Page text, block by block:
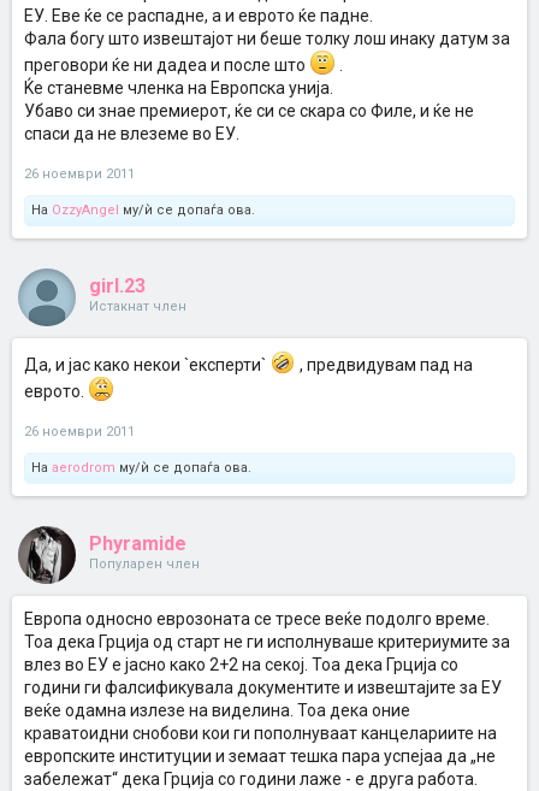
сигурна.
ЕУ. Еве ќе се распадне, а и еврото ќе падне.
Фала богу што извештајот ни беше толку лош инаку датум за
преговори ќе ни дадеа и после што
Ќе станевме членка на Европска унија.
Убаво си знае премиерот, ќе си се скара со Филе, и ќе не
спаси да не влеземе во ЕУ.
26 ноември 2011
На OzzyAngel му/ѝ се допаѓа ова.
girl.23
Истакнат член
Да, и јас како некои `експерти`
, предвидувам пад на
еврото.
26 ноември 2011
На aerodrom му/ѝ се допаѓа ова.
Phyramide
Популарен член
Европа односно еврозоната се тресе веќе подолго време.
Тоа дека Грција од старт не ги исполнуваше критериумите за
влез во ЕУ е јасно како 2+2 на секој. Тоа дека Грција со
години ги фалсификувала документите и извештајите за ЕУ
веќе одамна излезе на виделина. Тоа дека оние
краватоидни снобови кои ги пополнуваат канцелариите на
европските институции и земаат тешка пара успејаа да „не
забележат“ дека Грција со години лаже - е друга работа.